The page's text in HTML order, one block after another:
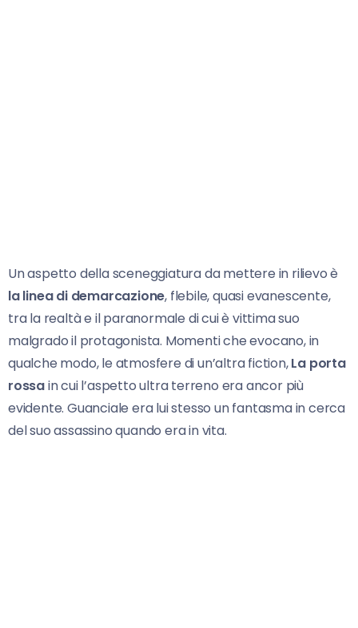
Un aspetto della sceneggiatura da mettere in rilievo è
la linea di demarcazione, flebile, quasi evanescente,
tra la realtà e il paranormale di cui è vittima suo
malgrado il protagonista. Momenti che evocano, in
qualche modo, le atmosfere di un’altra fiction,La porta
rossain cui l’aspetto ultra terreno era ancor più
evidente. Guanciale era lui stesso un fantasma in cerca
del suo assassino quando era in vita.